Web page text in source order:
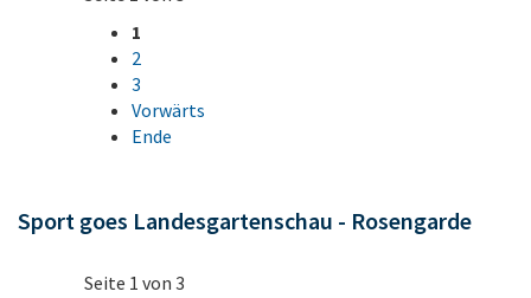
1
2
3
Vorwärts
Ende
Sport goes Landesgartenschau - Rosengarde
Seite 1 von 3